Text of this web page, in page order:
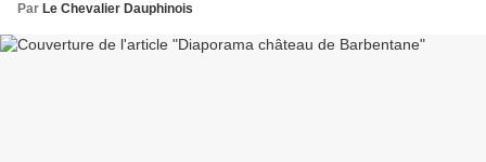
Par Le Chevalier Dauphinois